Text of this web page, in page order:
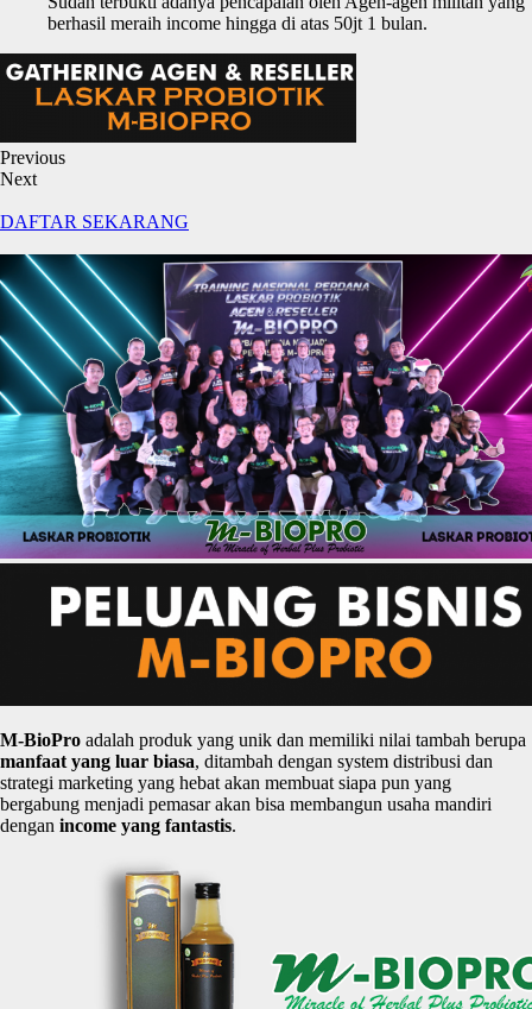
berhasil meraih income hingga di atas 50jt 1 bulan.
Previous
Next
DAFTAR SEKARANG
M-BioPro adalah produk yang unik dan memiliki nilai tambah berupa
manfaat yang luar biasa, ditambah dengan system distribusi dan
strategi marketing yang hebat akan membuat siapa pun yang
bergabung menjadi pemasar akan bisa membangun usaha mandiri
dengan income yang fantastis.